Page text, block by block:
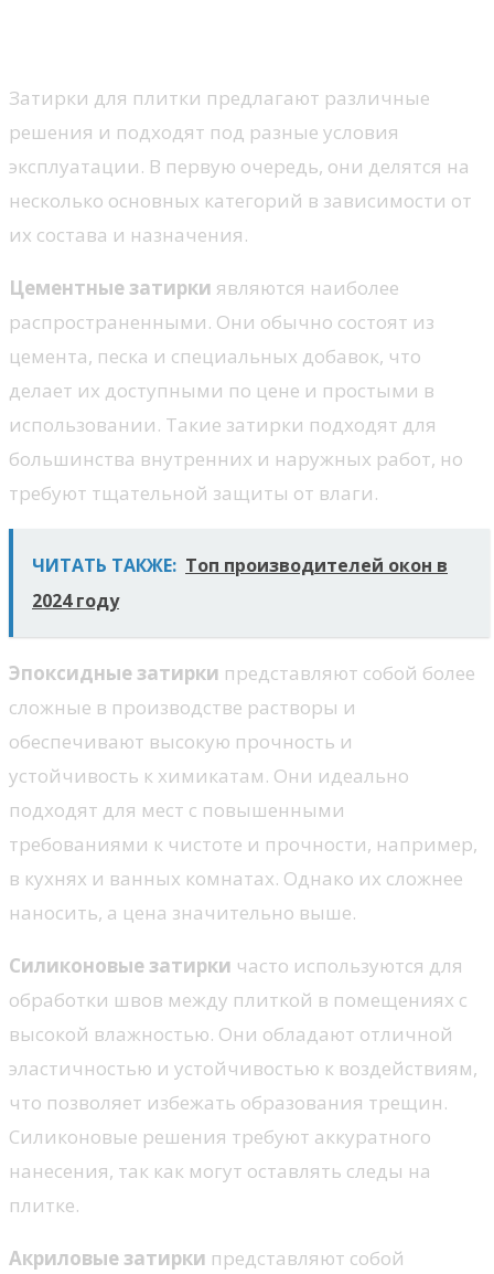
Затирки для плитки предлагают различные
решения и подходят под разные условия
эксплуатации. В первую очередь, они делятся на
несколько основных категорий в зависимости от
их состава и назначения.
Цементные затирки являются наиболее
распространенными. Они обычно состоят из
цемента, песка и специальных добавок, что
делает их доступными по цене и простыми в
использовании. Такие затирки подходят для
большинства внутренних и наружных работ, но
требуют тщательной защиты от влаги.
ЧИТАТЬ ТАКЖЕ: Топ производителей окон в
2024 году
Эпоксидные затирки представляют собой более
сложные в производстве растворы и
обеспечивают высокую прочность и
устойчивость к химикатам. Они идеально
подходят для мест с повышенными
требованиями к чистоте и прочности, например,
в кухнях и ванных комнатах. Однако их сложнее
наносить, а цена значительно выше.
Силиконовые затирки часто используются для
обработки швов между плиткой в помещениях с
высокой влажностью. Они обладают отличной
эластичностью и устойчивостью к воздействиям,
что позволяет избежать образования трещин.
Силиконовые решения требуют аккуратного
нанесения, так как могут оставлять следы на
плитке.
Акриловые затирки представляют собой